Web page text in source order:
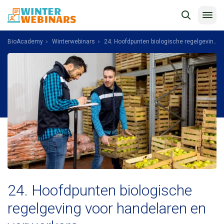
BioAcademy Winterwebinars 24. Hoofdpunten biologische regelgeving voor handelaren en verwerkers
24. Hoofdpunten biologische
regelgeving voor handelaren en